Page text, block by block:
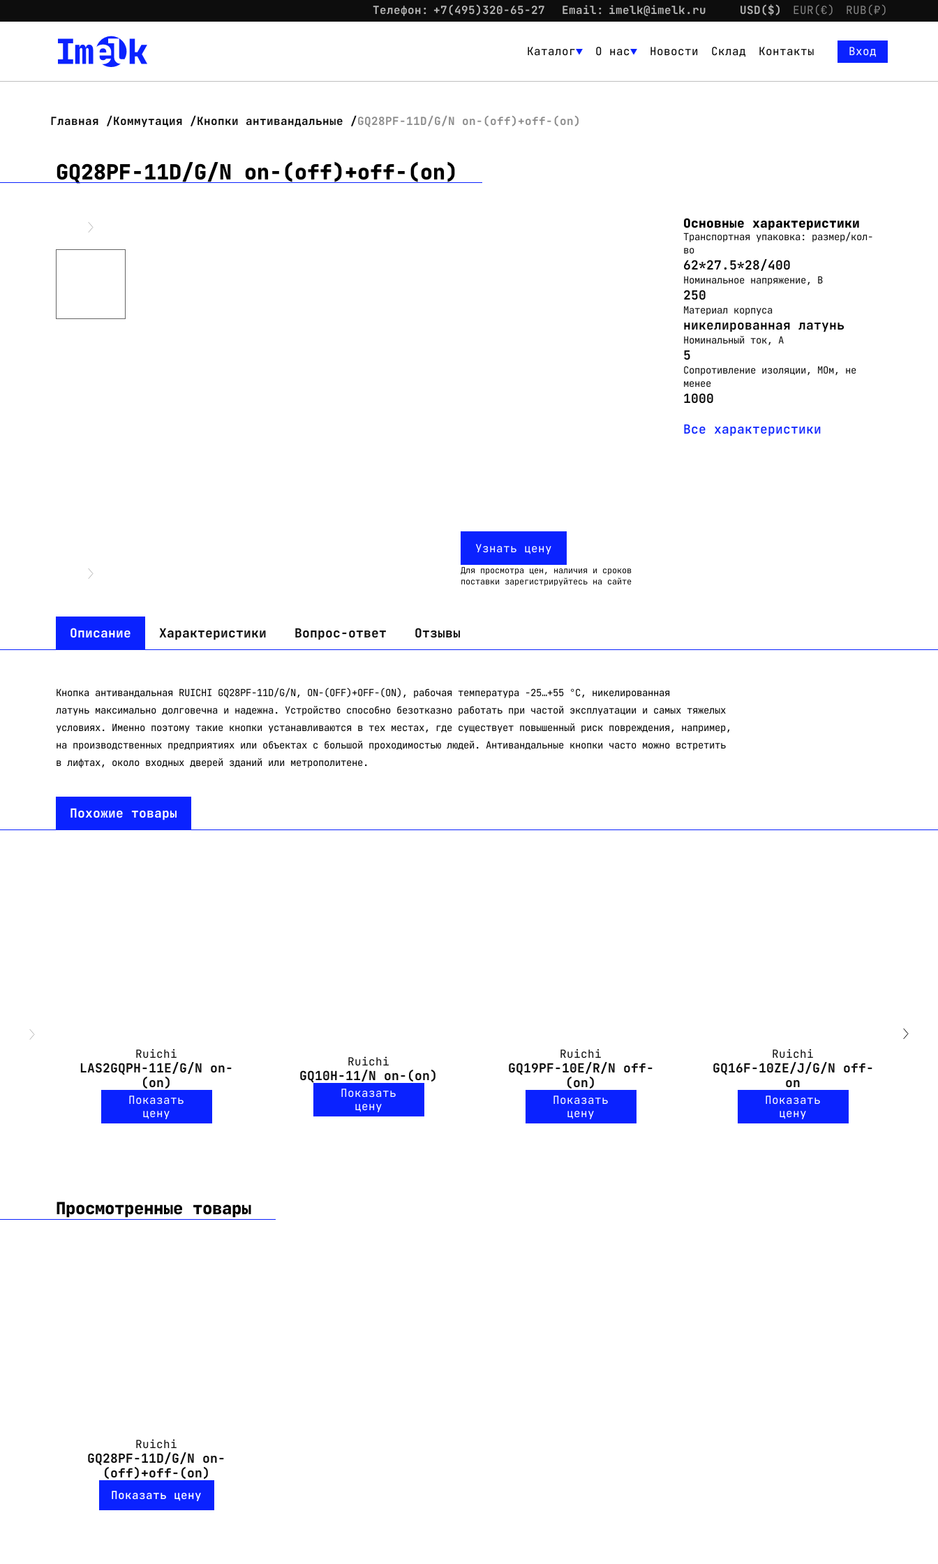
Телефон: +7(495)320-65-27 Email: imelk@imelk.ru USD($) EUR(€) RUB(₽)
Каталог О нас Новости Склад Контакты
Вход
Склад
Главная Коммутация Кнопки антивандальные GQ28PF-11D/G/N on-(off)+off-(on)
GQ28PF-11D/G/N on-(off)+off-(on)
Узнать цену
Для просмотра цен, наличия и сроков
поставки зарегистрируйтесь на сайте
Основные характеристики
Транспортная упаковка: размер/кол-
во
62*27.5*28/400
Номинальное напряжение, В
250
Материал корпуса
никелированная латунь
Номинальный ток, А
5
Сопротивление изоляции, МОм, не
менее
1000
Все характеристики
Описание Характеристики Вопрос-ответ Отзывы
Кнопка антивандальная RUICHI GQ28PF-11D/G/N, ON-(OFF)+OFF-(ON), рабочая температура -25…+55 °C, никелированная
латунь максимально долговечна и надежна. Устройство способно безотказно работать при частой эксплуатации и самых тяжелых
условиях. Именно поэтому такие кнопки устанавливаются в тех местах, где существует повышенный риск повреждения, например,
на производственных предприятиях или объектах с большой проходимостью людей. Антивандальные кнопки часто можно встретить
в лифтах, около входных дверей зданий или метрополитене.
Похожие товары
Ruichi
LAS2GQPH-11E/G/N on-
(on)
Показать
цену
Ruichi
GQ10H-11/N on-(on)
Показать
цену
Ruichi
GQ19PF-10E/R/N off-
(on)
Показать
цену
Ruichi
GQ16F-10ZE/J/G/N off-
on
Показать
цену
Просмотренные товары
Ruichi
GQ28PF-11D/G/N on-
(off)+off-(on)
Показать цену